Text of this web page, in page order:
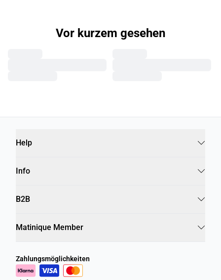
Vor kurzem gesehen
Help
Info
B2B
Matinique Member
Zahlungsmöglichkeiten